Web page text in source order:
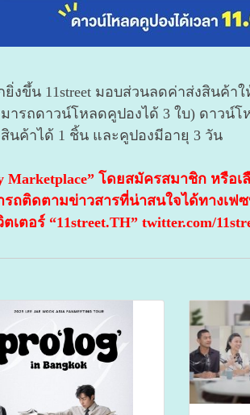
งขึ้น 11street มอบส่วนลดค่าส่งสินค้
รถดาวน์โหลดคูปองได้ 3 ใบ) ดาวน์โ
นค้าได้ 1 ชิ้น และคูปองมีอายุ 3 วัน
Marketplace” โดยสมัครสมาชิก หรื
ถติดตามข่าวสารที่น่าสนใจได้ทางเฟ
เตอร์ “11street.TH” twitter.com/